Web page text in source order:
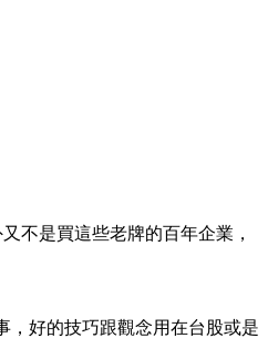
不是買這些老牌的百年企業，
，好的技巧跟觀念用在台股或是